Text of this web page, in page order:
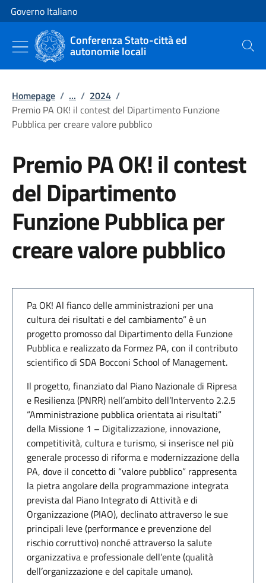
Vai al contenuto
Vai alla navigazione del sito
Governo Italiano
Conferenza Stato-città ed
autonomie locali Cerca
Homepage / ... / 2024 /
Premio PA OK! il contest del Dipartimento Funzione
Pubblica per creare valore pubblico
Premio PA OK! il contest
del Dipartimento
Funzione Pubblica per
creare valore pubblico
Pa OK! Al fianco delle amministrazioni per una
cultura dei risultati e del cambiamento” è un
progetto promosso dal Dipartimento della Funzione
Pubblica e realizzato da Formez PA, con il contributo
scientifico di SDA Bocconi School of Management.
Il progetto, finanziato dal Piano Nazionale di Ripresa
e Resilienza (PNRR) nell’ambito dell’Intervento 2.2.5
“Amministrazione pubblica orientata ai risultati”
della Missione 1 – Digitalizzazione, innovazione,
competitività, cultura e turismo, si inserisce nel più
generale processo di riforma e modernizzazione della
PA, dove il concetto di “valore pubblico” rappresenta
la pietra angolare della programmazione integrata
prevista dal Piano Integrato di Attività e di
Organizzazione (PIAO), declinato attraverso le sue
principali leve (performance e prevenzione del
rischio corruttivo) nonché attraverso la salute
organizzativa e professionale dell’ente (qualità
dell’organizzazione e del capitale umano).